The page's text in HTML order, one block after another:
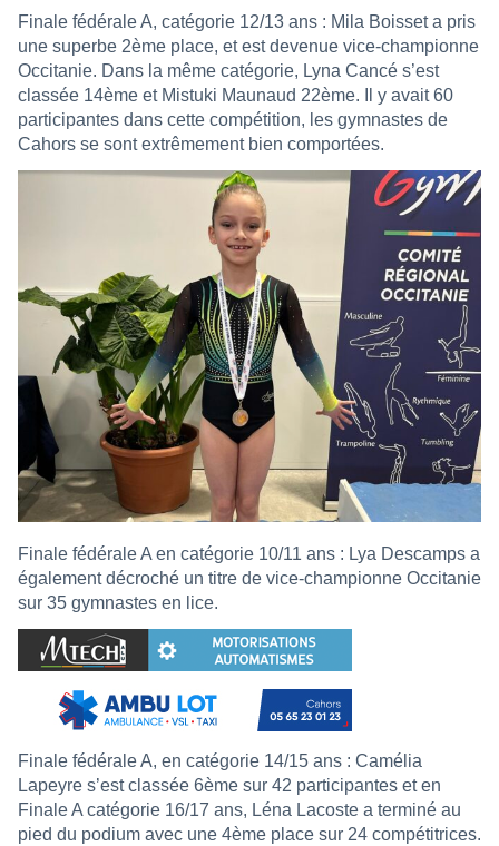
Finale fédérale A, catégorie 12/13 ans : Mila Boisset a pris
une superbe 2ème place, et est devenue vice-championne
Occitanie. Dans la même catégorie, Lyna Cancé s’est
classée 14ème et Mistuki Maunaud 22ème. Il y avait 60
participantes dans cette compétition, les gymnastes de
Cahors se sont extrêmement bien comportées.
Finale fédérale A en catégorie 10/11 ans : Lya Descamps a
également décroché un titre de vice-championne Occitanie
sur 35 gymnastes en lice.
Finale fédérale A, en catégorie 14/15 ans : Camélia
Lapeyre s’est classée 6ème sur 42 participantes et en
Finale A catégorie 16/17 ans, Léna Lacoste a terminé au
pied du podium avec une 4ème place sur 24 compétitrices.